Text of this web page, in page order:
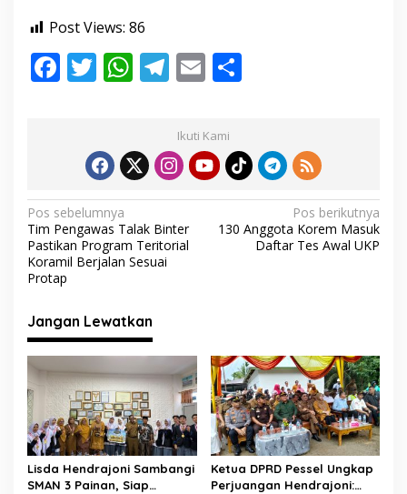
Post Views: 86
F
o
k
T
er
W
s
A
p
p
T
e
gr
a
m
E
ai
l e
Ikuti Kami
N
a
v
i
g
a
s
i
p
o
s
Pos sebelumnya
Tim Pengawas Talak Binter
Pastikan Program Teritorial
Koramil Berjalan Sesuai
Protap
Pos berikutnya
130 Anggota Korem Masuk
Daftar Tes Awal UKP
Jangan Lewatkan
Lisda Hendrajoni Sambangi
SMAN 3 Painan, Siap
Ketua DPRD Pessel Ungkap
Perjuangan Hendrajoni: